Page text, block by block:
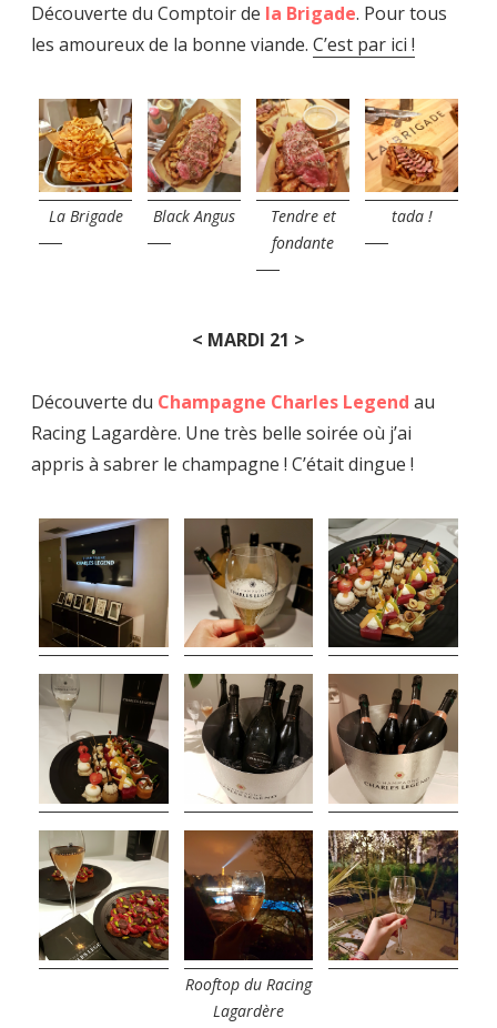
Découverte du Comptoir de la Brigade. Pour tous
les amoureux de la bonne viande. C’est par ici !
La Brigade Black Angus
Tendre et
fondante
tada !
< MARDI 21 >
Découverte du Champagne Charles Legend au
Racing Lagardère. Une très belle soirée où j’ai
appris à sabrer le champagne ! C’était dingue !
Rooftop du Racing
Lagardère